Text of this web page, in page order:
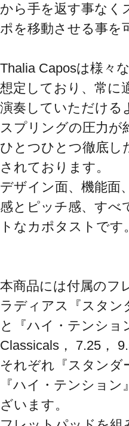
から手を返す事なく
ポを移動させる事を
Thalia Caposは様々
想定しており、常に
演奏していただける
スプリングの圧力が
ひとつひとつ徹底し
されております。
デザイン面、機能面
感とピッチ感、すべ
トなカポタストです。
本商品には付属のフ
ラディアス『スタン
と『ハイ・テンショ
Classicals， 7.25，
それぞれ『スタンダ
『ハイ・テンショ
ざいます。